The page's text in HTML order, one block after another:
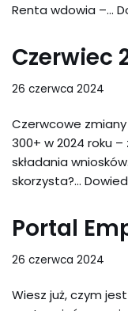
Renta wdowia –…
Czerwiec
26 czerwca 2024
Czerwcowe
300+ w 2024 roku
składania
skorzysta?…
Portal
26 czerwca 2024
Wiesz już, czym